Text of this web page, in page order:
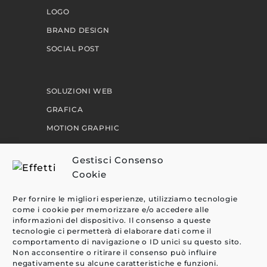
Gestisci Consenso
Cookie
Per fornire le migliori esperienze, utilizziamo tecnologie
come i cookie per memorizzare e/o accedere alle
informazioni del dispositivo. Il consenso a queste
tecnologie ci permetterà di elaborare dati come il
comportamento di navigazione o ID unici su questo sito.
Non acconsentire o ritirare il consenso può influire
negativamente su alcune caratteristiche e funzioni.
LOGO
BRAND DESIGN
SOCIAL POST
SOLUZIONI WEB
GRAFICA
MOTION GRAPHIC
PERCORSI
CLIENTI
BLOG
CONTATTI